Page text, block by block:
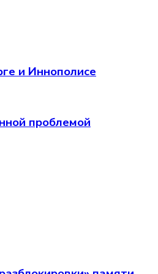
и Иннополисе
проблемой